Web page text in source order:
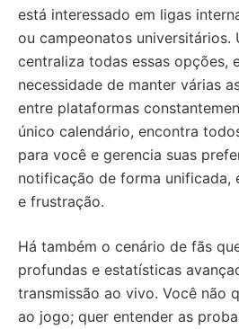
está interessado em ligas
ou campeonatos universitários.
centraliza todas essas opções,
necessidade de manter várias
entre plataformas
único calendário, encontra
para você e gerencia suas
notificação de forma unificada,
e frustração.
Há também o cenário de fãs
profundas e estatísticas
transmissão ao vivo. Você não
ao jogo; quer entender as